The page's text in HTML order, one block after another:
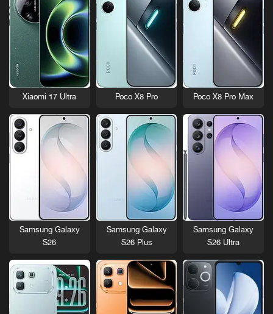
Poco X8 Pro Max
Poco X8 Pro
Xiaomi 17 Ultra
Samsung Galaxy
S26 Ultra
Samsung Galaxy
S26 Plus
Samsung Galaxy
S26